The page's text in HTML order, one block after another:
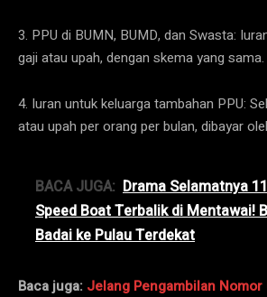
3. PPU di BUMN, BUMD, dan Swasta:
gaji atau upah, dengan skema yang sama.
4. Iuran untuk keluarga tambahan PPU:
atau upah per orang per bulan, dibayar
BACA JUGA: Drama Selamatnya
Speed Boat Terbalik di Mentawai!
Badai ke Pulau Terdekat
Baca juga: Jelang Pengambilan Nomor